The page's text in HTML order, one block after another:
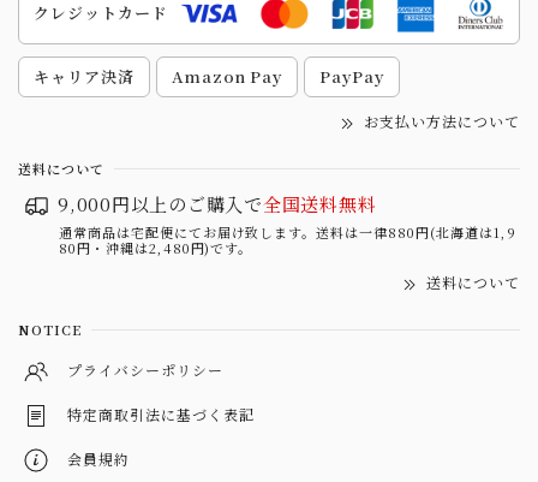
クレジットカード
キャリア決済 Amazon Pay PayPay
お支払い方法について
送料について
9,000円以上のご購入で全国送料無料
通常商品は宅配便にてお届け致します。送料は一律880円(北海道は1,9
80円・沖縄は2,480円)です。
送料について
NOTICE
プライバシーポリシー
特定商取引法に基づく表記
会員規約